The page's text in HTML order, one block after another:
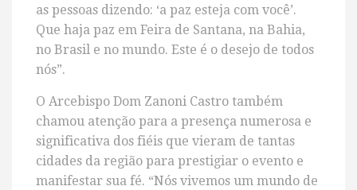
as pessoas dizendo: ‘a paz esteja com você’.
Que haja paz em Feira de Santana, na Bahia,
no Brasil e no mundo. Este é o desejo de todos
nós”.
O Arcebispo Dom Zanoni Castro também
chamou atenção para a presença numerosa e
significativa dos fiéis que vieram de tantas
cidades da região para prestigiar o evento e
manifestar sua fé. “Nós vivemos um mundo de